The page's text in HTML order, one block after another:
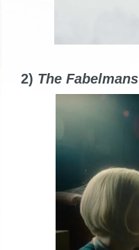
2) The Fabelmans